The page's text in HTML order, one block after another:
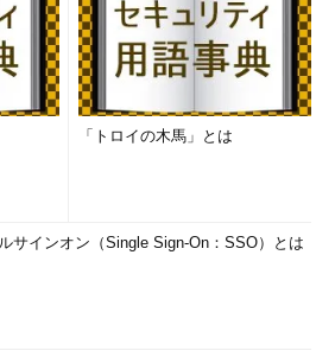
「トロイの木馬」とは
サインオン（Single Sign-On：SSO）とは